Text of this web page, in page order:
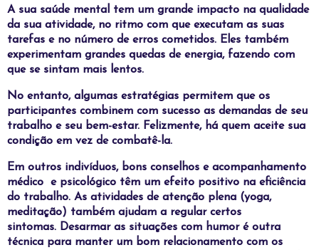
A sua saúde mental tem um grande impacto na qualidade
da sua atividade, no ritmo com que executam as suas
tarefas e no número de erros cometidos. Eles também
experimentam grandes quedas de energia, fazendo com
que se sintam mais lentos.
No entanto, algumas estratégias permitem que os
participantes combinem com sucesso as demandas de seu
trabalho e seu bem-estar. Felizmente, há quem aceite sua
condição em vez de combatê-la.
Em outros indivíduos, bons conselhos e acompanhamento
médico
e psicológico têm um efeito positivo na eficiência
do trabalho. As atividades de atenção plena (yoga,
meditação) também ajudam a regular certos
sintomas. Desarmar as situações com humor é outra
técnica para manter um bom relacionamento com os